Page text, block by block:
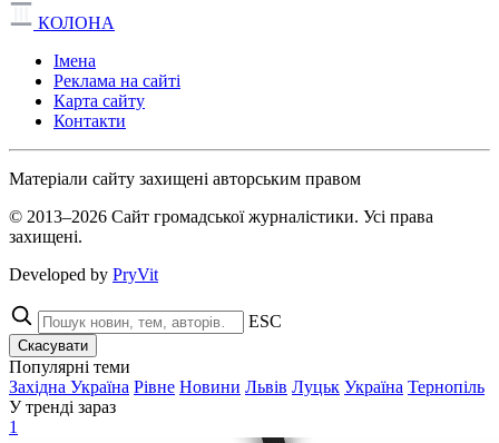
КОЛОНА
Імена
Реклама на сайті
Карта сайту
Контакти
Матеріали сайту захищені авторським правом
© 2013–2026 Сайт громадської журналістики. Усі права
захищені.
Developed by PryVit
ESC
Скасувати
Популярні теми
Західна Україна Рівне Новини Львів Луцьк Україна Тернопіль
У тренді зараз
1